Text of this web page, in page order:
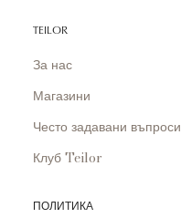
TEILOR
За нас
Магазини
Често задавани въпроси
Клуб Teilor
ПОЛИТИКА